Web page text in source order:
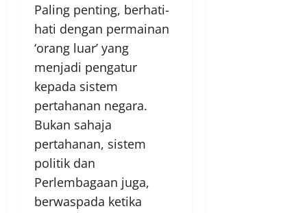
Paling penting, berhati-
hati dengan permainan
‘orang luar’ yang
menjadi pengatur
kepada sistem
pertahanan negara.
Bukan sahaja
pertahanan, sistem
politik dan
Perlembagaan juga,
berwaspada ketika